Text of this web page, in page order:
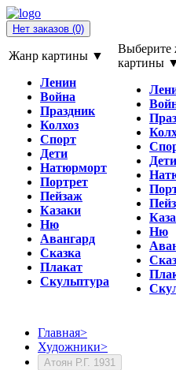
Нет заказов (0)
Жанр картины ▼
Ленин
Война
Праздник
Колхоз
Спорт
Дети
Натюрморт
Портрет
Пейзаж
Казаки
Ню
Авангард
Сказка
Плакат
Скульптура
Выберите
картины
Дети
Ню
Главная>
Художники>
Атоян Р.Г. 1931